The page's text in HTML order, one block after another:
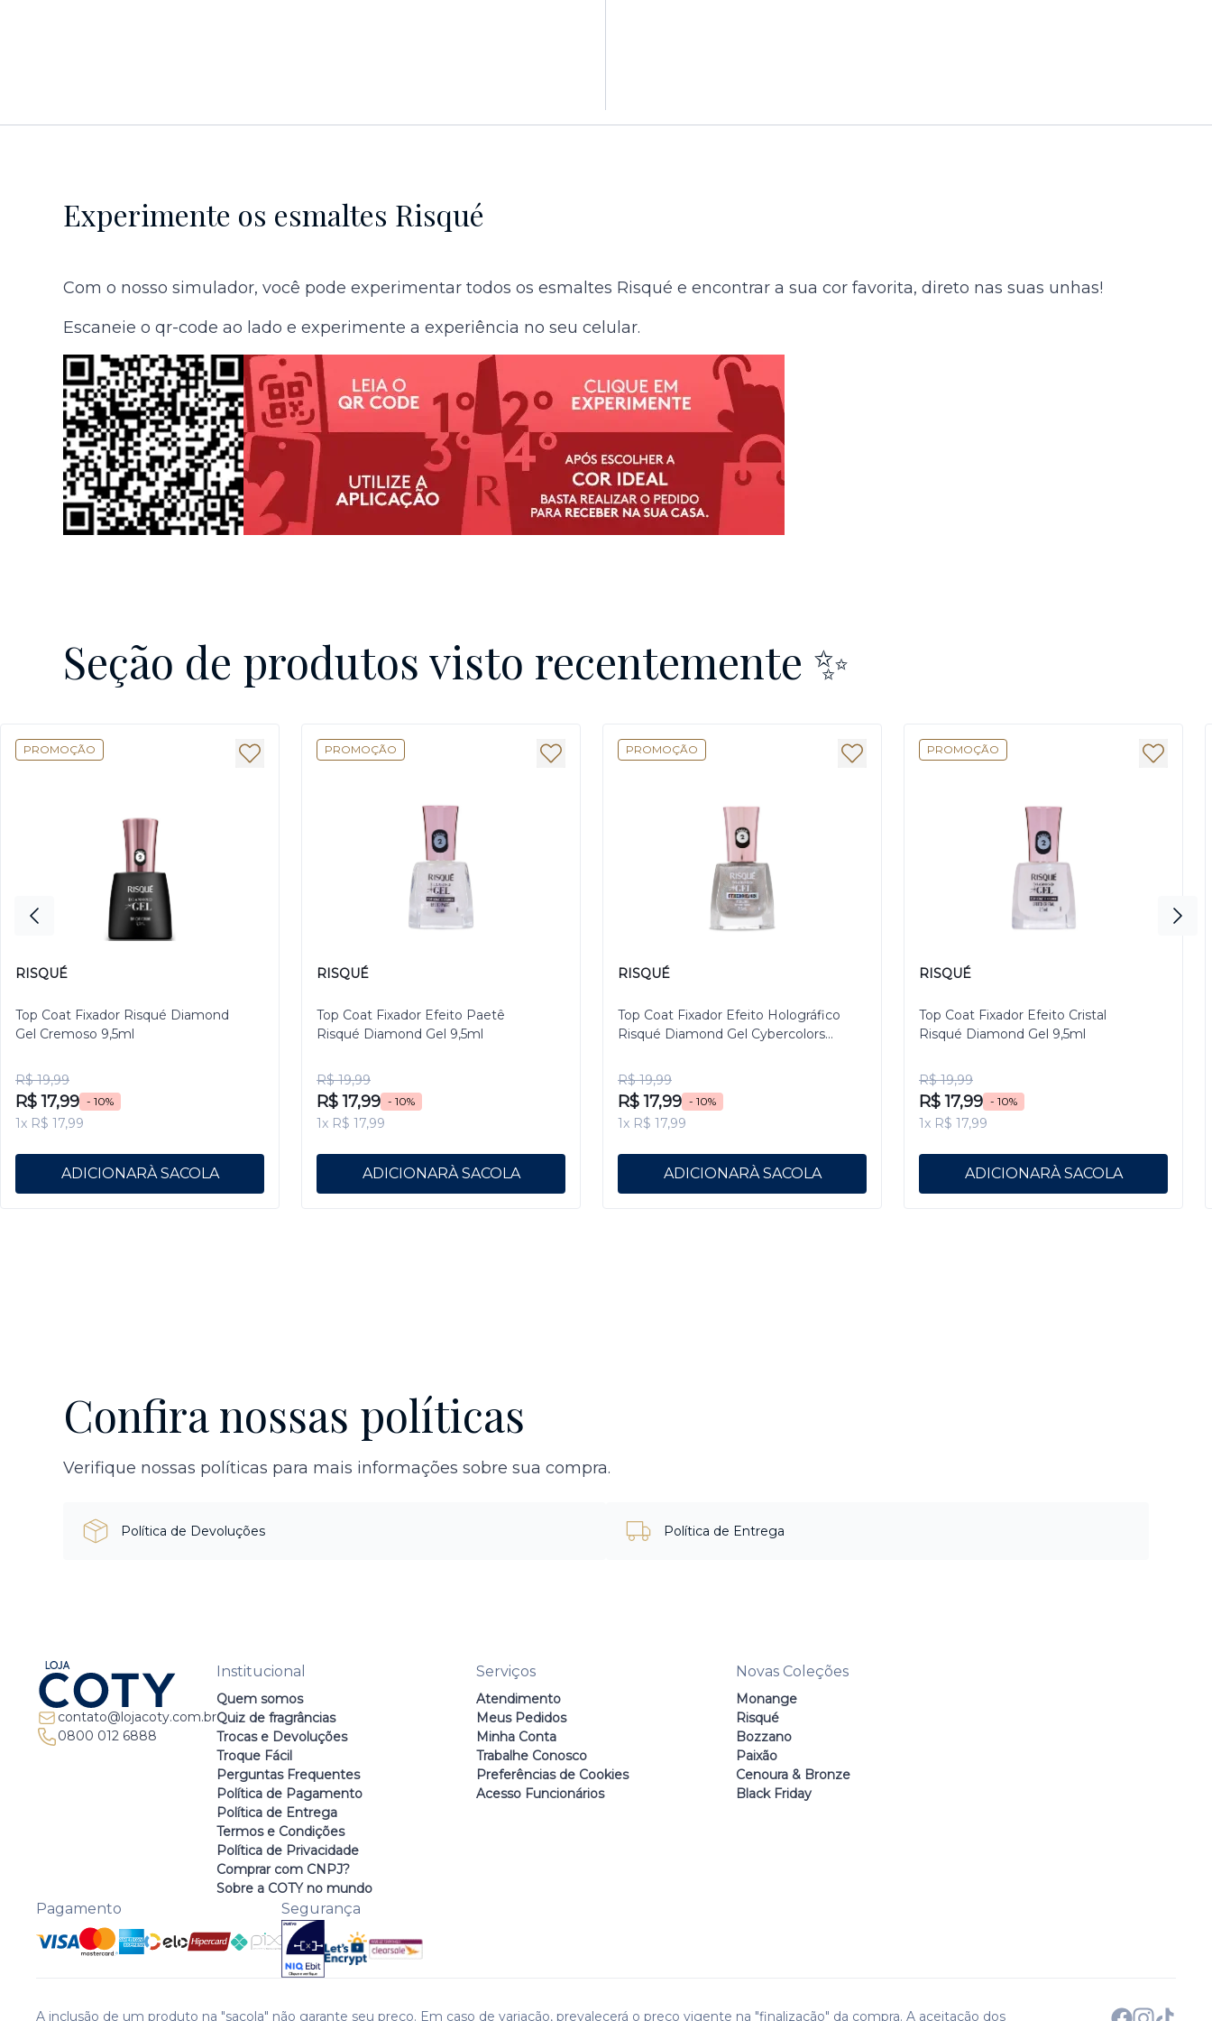
Experimente os esmaltes Risqué
Com o nosso simulador, você pode experimentar todos os esmaltes Risqué e encontrar a sua cor favorita, direto nas suas unhas!
Escaneie o qr-code ao lado e experimente a experiência no seu celular.
Seção de produtos visto recentemente ✨
PROMOÇÃO
RISQUÉ
Top Coat Fixador Risqué Diamond
Gel Cremoso 9,5ml
R$ 19,99
R$ 17,99 - 10%
1x R$ 17,99
ADICIONAR
PROMOÇÃO
RISQUÉ
Top Coat Fixador Efeito Paetê
Risqué Diamond Gel 9,5ml
R$ 19,99
R$ 17,99 - 10%
1x R$ 17,99
ADICIONAR
PROMOÇÃO
RISQUÉ
Top Coat Fixador Efeito Holográfico
Risqué Diamond Gel Cybercolors
R$ 19,99
R$ 17,99 - 10%
1x R$ 17,99
ADICIONAR
PROMOÇÃO
RISQUÉ
Top Coat Fixador Efeito Cristal
Risqué Diamond Gel 9,5ml
R$ 19,99
R$ 17,99 - 10%
1x R$ 17,99
ADICIONAR
Confira nossas políticas
Verifique nossas políticas para mais informações sobre sua compra.
Política de Devoluções Política de Entrega
contato@lojacoty.com.br
0800 012 6888
Institucional
Quem somos
Quiz de fragrâncias
Trocas e Devoluções
Troque Fácil
Perguntas Frequentes
Política de Pagamento
Política de Entrega
Termos e Condições
Política de Privacidade
Comprar com CNPJ?
Sobre a COTY no mundo
Serviços
Atendimento
Meus Pedidos
Minha Conta
Trabalhe Conosco
Preferências de Cookies
Acesso Funcionários
Novas Coleções
Monange
Risqué
Bozzano
Paixão
Cenoura & Bronze
Black Friday
Pagamento Segurança
A inclusão de um produto na "sacola" não garante seu preço. Em caso de variação, prevalecerá o preço vigente na "finalização" da compra. A aceitação dos